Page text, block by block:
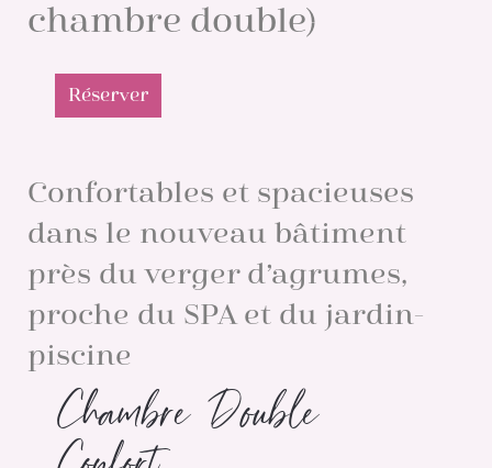
chambre double)
Réserver
Confortables et spacieuses
dans le nouveau bâtiment
près du verger d’agrumes,
proche du SPA et du jardin-
piscine
Chambre Double